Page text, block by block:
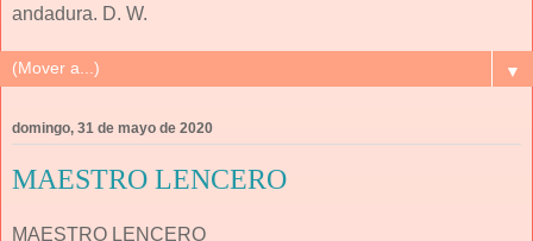
andadura. D. W.
▼
domingo, 31 de mayo de 2020
MAESTRO LENCERO
MAESTRO LENCERO